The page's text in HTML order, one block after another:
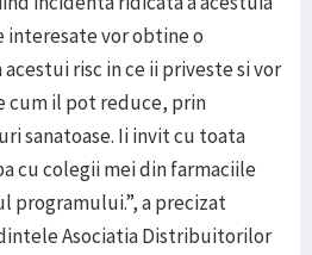
interesate vor obtine o
risc in ce ii priveste si vor
cum il pot reduce, prin
sanatoase. Ii invit cu toata
cu colegii mei din farmaciile
programului.”, a precizat
Asociatia Distribuitorilor